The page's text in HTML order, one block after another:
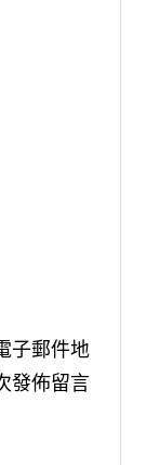
子郵件地
發佈留言